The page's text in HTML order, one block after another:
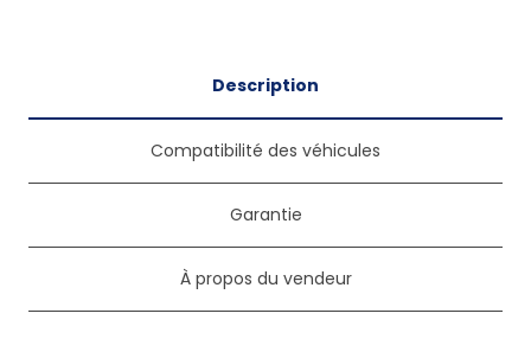
Description
Compatibilité des véhicules
Garantie
À propos du vendeur